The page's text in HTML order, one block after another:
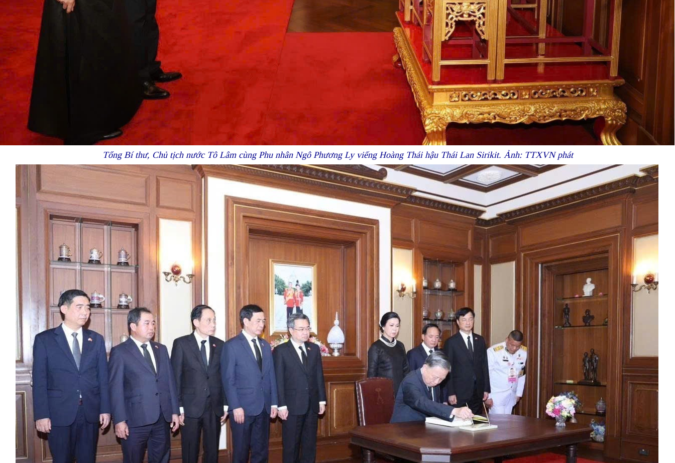
Tổng Bí thư, Chủ tịch nước Tô Lâm cùng Phu nhân Ngô Phương Ly viếng Hoàng Thái hậu Thái Lan Sirikit. Ảnh: TTXVN phát